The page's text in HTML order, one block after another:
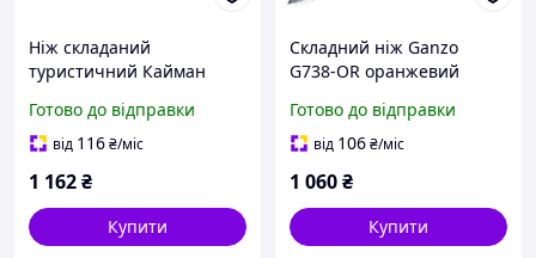
Ніж складаний
туристичний Кайман
9Cr18MoV, рукоятка G10,
для риболовлі та кемпінгу
Готово до відправки
від 116₴/міс
1 162₴
Купити
Складний ніж Ganzo
G738-OR оранжевий
вага 133 г замок Axis-Lock
ергономічна рукоятка
Готово до відправки
від 106₴/міс
1 060₴
Купити